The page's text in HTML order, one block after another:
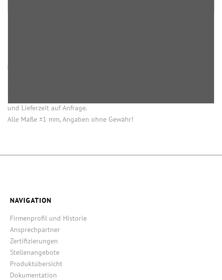
HINWEISE
und Lieferzeit auf Anfrage.
Alle Maße ±1 mm, Angaben ohne Gewähr!
NAVIGATION
Firmenprofil und Historie
Ansprechpartner
Zertifizierungen
Stellenangebote
Produktübersicht
Dokumentation